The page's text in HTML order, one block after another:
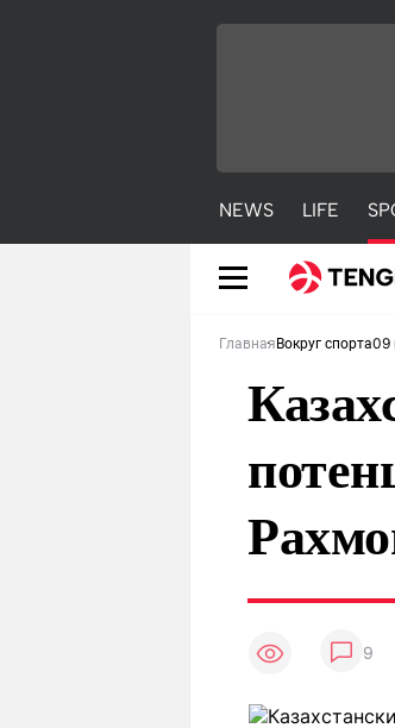
NEWS LIFE
Новости
Статьи
Рейтинги
ГлавнаяВокруг спорта09
9